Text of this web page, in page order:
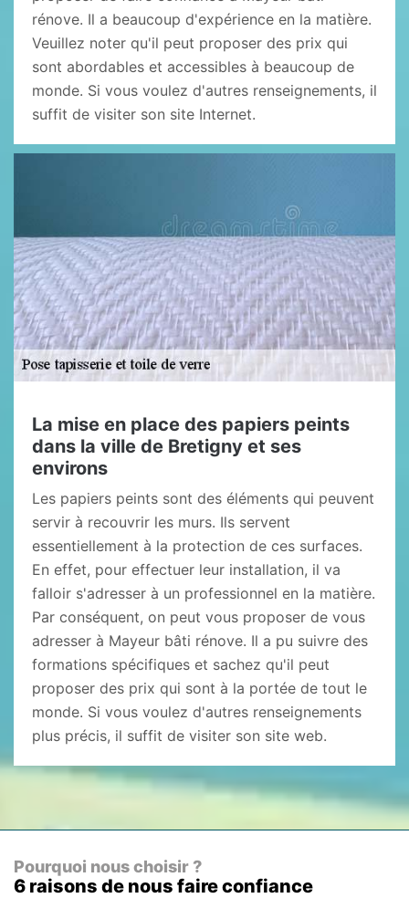
rénove. Il a beaucoup d'expérience en la matière.
Veuillez noter qu'il peut proposer des prix qui
sont abordables et accessibles à beaucoup de
monde. Si vous voulez d'autres renseignements, il
suffit de visiter son site Internet.
La mise en place des papiers peints
dans la ville de Bretigny et ses
environs
Les papiers peints sont des éléments qui peuvent
servir à recouvrir les murs. Ils servent
essentiellement à la protection de ces surfaces.
En effet, pour effectuer leur installation, il va
falloir s'adresser à un professionnel en la matière.
Par conséquent, on peut vous proposer de vous
adresser à Mayeur bâti rénove. Il a pu suivre des
formations spécifiques et sachez qu'il peut
proposer des prix qui sont à la portée de tout le
monde. Si vous voulez d'autres renseignements
plus précis, il suffit de visiter son site web.
Pourquoi nous choisir ?
6 raisons de nous faire confiance